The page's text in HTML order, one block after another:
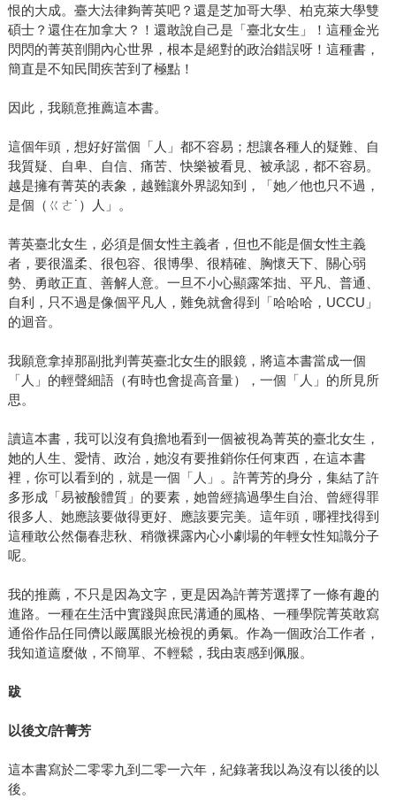
恨的大成。臺大法律夠菁英吧？還是芝加哥大學、柏克萊大學雙
碩士？還住在加拿大？！還敢說自己是「臺北女生」！這種金光
閃閃的菁英剖開內心世界，根本是絕對的政治錯誤呀！這種書，
簡直是不知民間疾苦到了極點！
因此，我願意推薦這本書。
這個年頭，想好好當個「人」都不容易；想讓各種人的疑難、自
我質疑、自卑、自信、痛苦、快樂被看見、被承認，都不容易。
越是擁有菁英的表象，越難讓外界認知到，「她／他也只不過，
是個（ㄍㄜ˙）人」。
菁英臺北女生，必須是個女性主義者，但也不能是個女性主義
者，要很溫柔、很包容、很博學、很精確、胸懷天下、關心弱
勢、勇敢正直、善解人意。一旦不小心顯露笨拙、平凡、普通、
自利，只不過是像個平凡人，難免就會得到「哈哈哈，UCCU」
的迴音。
我願意拿掉那副批判菁英臺北女生的眼鏡，將這本書當成一個
「人」的輕聲細語（有時也會提高音量），一個「人」的所見所
思。
讀這本書，我可以沒有負擔地看到一個被視為菁英的臺北女生，
她的人生、愛情、政治，她沒有要推銷你任何東西，在這本書
裡，你可以看到的，就是一個「人」。許菁芳的身分，集結了許
多形成「易被酸體質」的要素，她曾經搞過學生自治、曾經得罪
很多人、她應該要做得更好、應該要完美。這年頭，哪裡找得到
這種敢公然傷春悲秋、稍微裸露內心小劇場的年輕女性知識分子
呢。
我的推薦，不只是因為文字，更是因為許菁芳選擇了一條有趣的
進路。一種在生活中實踐與庶民溝通的風格、一種學院菁英敢寫
通俗作品任同儕以嚴厲眼光檢視的勇氣。作為一個政治工作者，
我知道這麼做，不簡單、不輕鬆，我由衷感到佩服。
跋
以後文/許菁芳
這本書寫於二零零九到二零一六年，紀錄著我以為沒有以後的以
後。